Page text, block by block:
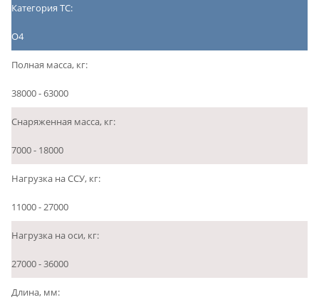
Категория ТС:
О4
Полная масса, кг:
38000 - 63000
Снаряженная масса, кг:
7000 - 18000
Нагрузка на ССУ, кг:
11000 - 27000
Нагрузка на оси, кг:
27000 - 36000
Длина, мм: